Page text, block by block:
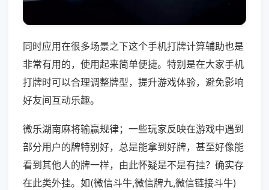
同时应用在很多场景之下这个手机打牌计算辅助也是
非常有用的，使用起来简单便捷。特别是在大家手机
打牌时可以合理调整牌型，提升游戏体验，避免影响
好友间互动乐趣。
微乐湖南麻将输赢规律；一些玩家反映在游戏中遇到
部分用户的牌特别好，总是能拿到好牌，甚至好像能
看到其他人的牌一样，由此怀疑是不是有挂？确实存
在此类外挂。如(微信斗牛,微信牌九,微信链接斗牛)